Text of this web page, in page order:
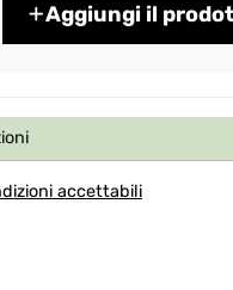
Aggiungi il
accettabili